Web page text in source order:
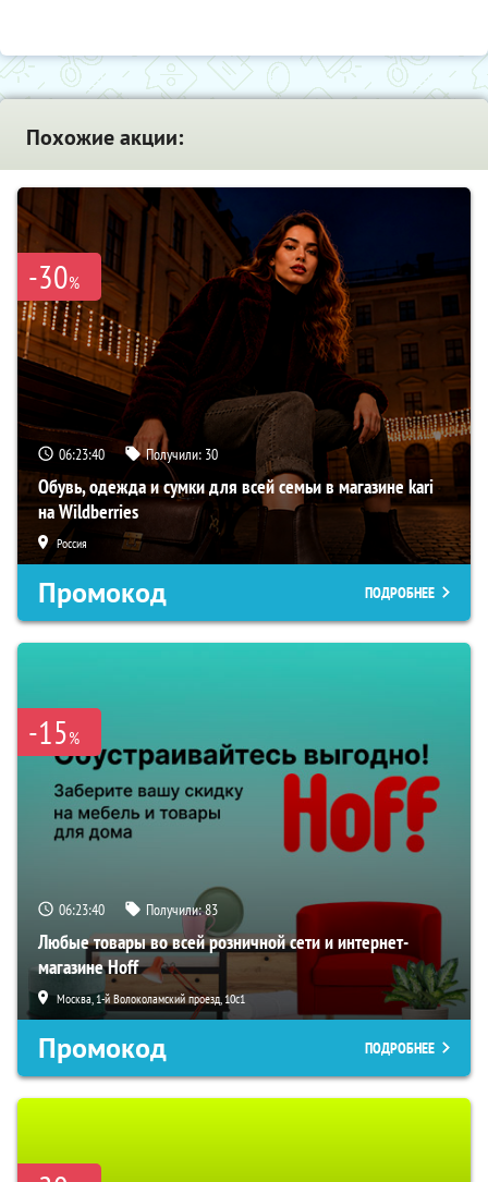
Похожие акции:
-30%
06:23:39 Получили: 30
Обувь, одежда и сумки для всей семьи в магазине kari
на Wildberries
Россия
Промокод ПОДРОБНЕЕ
-15%
06:23:39 Получили:83
Любые товары во всей розничной сети и интернет-
магазине Hoff
Москва, 1-й Волоколамский проезд, 10с1
Промокод ПОДРОБНЕЕ